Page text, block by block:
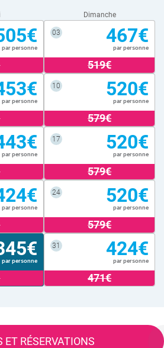
Dimanche
par personne
03 467€
par personne
519€
par personne
10 520€
par personne
579€
par personne
17 520€
par personne
579€
par personne
24 520€
par personne
579€
par personne
31 424€
par personne
471€
ET RÉSERVATIONS